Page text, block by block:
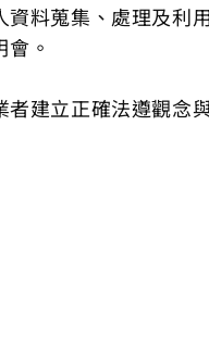
料蒐集、處理及利
。
建立正確法遵觀念